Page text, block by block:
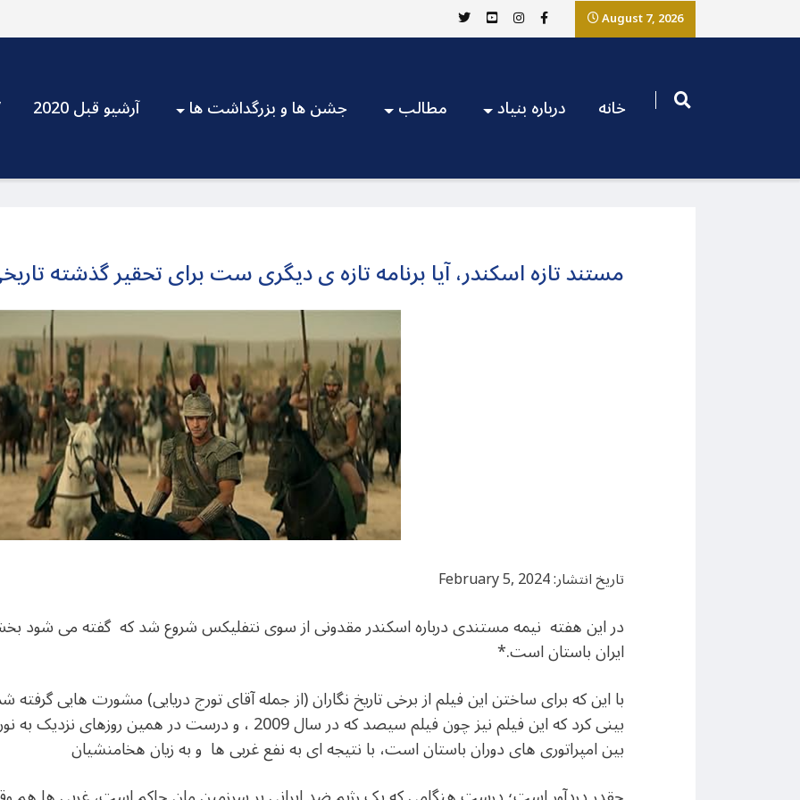
August 7, 2026
آرشیو قبل 2020 جشن ها و بزرگداشت ها مطالب درباره بنیاد خانه
مستند تازه اسکندر، آیا برنامه تازه ی دیگری ست برای تحقیر گذشته
تاریخ انتشار: February 5, 2024
در این هفته نیمه مستندی درباره اسکندر مقدونی از سوی نتفلیکس شروع شد که گفته می شود بخش
ایران باستان است.*
با این که برای ساختن این فیلم از برخی تاریخ نگاران (از جمله آقای تورج دریایی) مشورت هایی
بینی کرد که این فیلم نیز چون فیلم سیصد که در سال 2009 ، و درست
بین امپراتوری های دوران باستان است، با نتیجه ای به نفع غربی ها و به زیان هخامنشیان